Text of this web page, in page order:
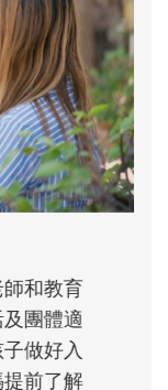
懂父親的
是在一次
子一起長
獨立自